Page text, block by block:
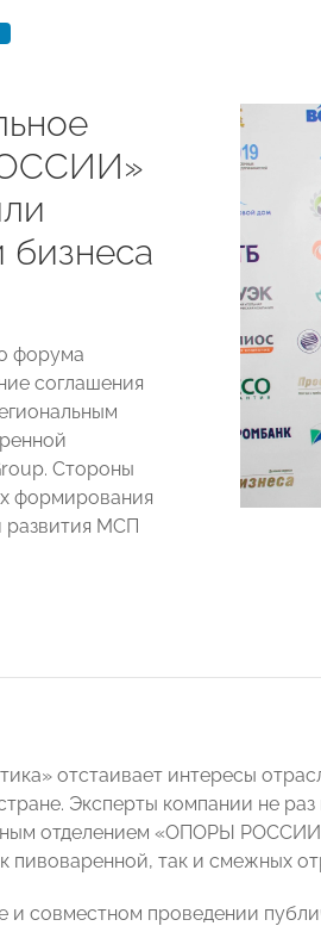
бизнеса
форума
соглашения
Стороны
формирования
развития МСП
отстаивает интересы
Эксперты компании не
отделением «ОПОРЫ
пивоваренной, так и смежных
и совместном проведении